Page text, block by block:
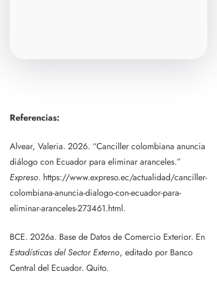
Referencias:
Alvear, Valeria. 2026. “Canciller colombiana anuncia
diálogo con Ecuador para eliminar aranceles.”
Expreso. https://www.expreso.ec/actualidad/canciller-
colombiana-anuncia-dialogo-con-ecuador-para-
eliminar-aranceles-273461.html.
BCE. 2026a. Base de Datos de Comercio Exterior. En
Estadísticas del Sector Externo, editado por Banco
Central del Ecuador. Quito.